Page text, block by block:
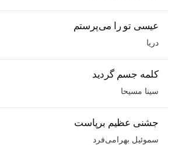
عیسی تو را می‌پرستم
دریا
کلمه جسم گردید
سینا مسیحا
جشنی عظیم برپاست
سموئیل بهرامی‌فرد